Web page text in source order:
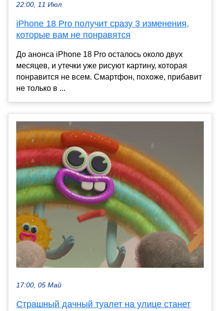
22:00, 11 Июл
iPhone 18 Pro получит сразу 3 изменения,
которые вам не понравятся
До анонса iPhone 18 Pro осталось около двух
месяцев, и утечки уже рисуют картину, которая
понравится не всем. Смартфон, похоже, прибавит
не только в ...
17:00, 05 Май
Страшный дачный туалет на улице станет